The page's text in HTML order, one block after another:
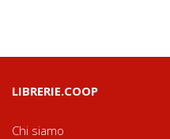
LIBRERIE.COOP
Chi siamo